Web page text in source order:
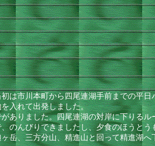
市川本町から四尾連湖手前までの平日
入れて出発しました。
りました。四尾連湖の対岸に下りるル
のんびりできましたし、夕食のほうとう
、三方分山、精進山と回って精進湖へ